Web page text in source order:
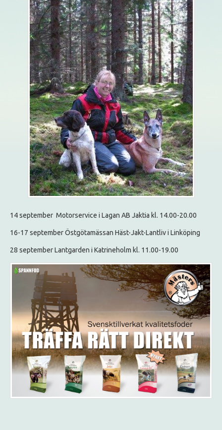
14 september Motorservice i Lagan AB Jaktia kl. 14.00-20.00
16-17 september Östgötamässan Häst-Jakt-Lantliv i Linköping
28 september Lantgarden i Katrineholm kl. 11.00-19.00